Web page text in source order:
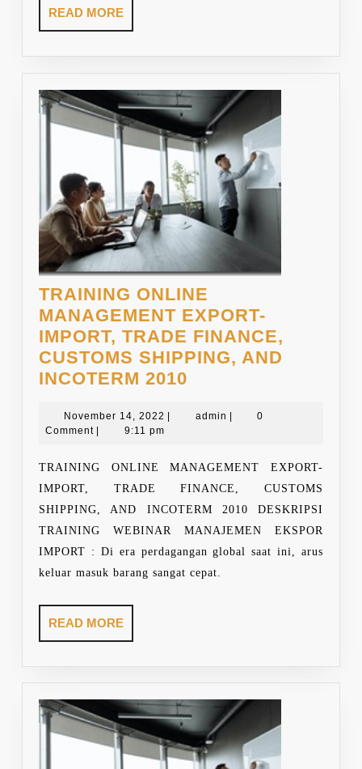
READ MOREREAD
MORE
TRAINING ONLINE
MANAGEMENT EXPORT-
IMPORT, TRADE FINANCE,
CUSTOMS SHIPPING, AND
INCOTERM 2010
MANAGEMENT
IMPORT,
TRADE
FINANCE,
CUSTOMS
SHIPPING,
AND
November 14, 2022 November
| admin admin
|
0
Comment | 9:11 pm
TRAINING ONLINE MANAGEMENT EXPORT-
IMPORT, TRADE FINANCE, CUSTOMS
SHIPPING, AND INCOTERM 2010 DESKRIPSI
TRAINING WEBINAR MANAJEMEN EKSPOR
IMPORT : Di era perdagangan global saat ini, arus
keluar masuk barang sangat cepat.
READ MOREREAD
MORE